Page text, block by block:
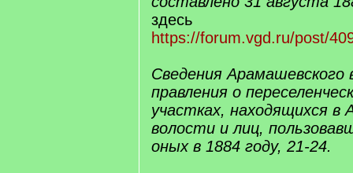
здесь
https://forum.vgd.ru/post/
Сведения Арамашевского
правления о
участках, находящихся в
волости и лиц,
оных в 1884 году, 21-24.